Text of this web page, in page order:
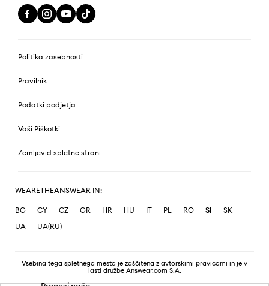
Politika zasebnosti
Pravilnik
Podatki podjetja
Vaši Piškotki
Zemljevid spletne strani
WEARETHEANSWEAR IN:
BG CY CZ GR HR HU IT PL RO SI
SK
UA
UA(RU)
Vsebina tega spletnega mesta je zaščitena z avtorskimi pravicami in je v
lasti družbe Answear.com S.A.